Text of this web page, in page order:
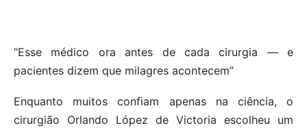
“Esse médico ora antes de cada cirurgia — e
pacientes dizem que milagres acontecem”
Enquanto muitos confiam apenas na ciência, o
cirurgião Orlando López de Victoria escolheu um